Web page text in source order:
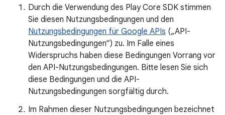
Durch die Verwendung des Play Core SDK stimmen
Sie diesen Nutzungsbedingungen und den
Nutzungsbedingungen für Google APIs („API-
Nutzungsbedingungen“) zu. Im Falle eines
Widerspruchs haben diese Bedingungen Vorrang vor
den API-Nutzungsbedingungen. Bitte lesen Sie sich
diese Bedingungen und die API-
Nutzungsbedingungen sorgfältig durch.
Im Rahmen dieser Nutzungsbedingungen bezeichnet